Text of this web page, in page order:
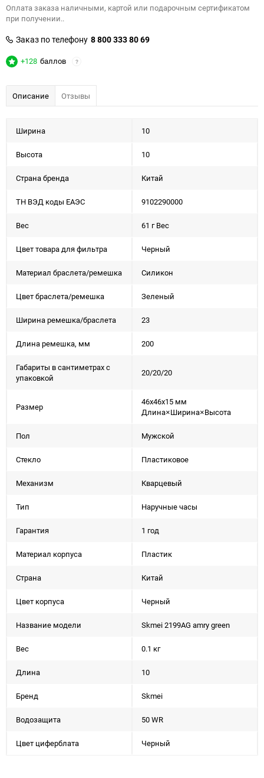
Оплата заказа наличными, картой или подарочным сертификатом
при получении..
Заказ по телефону 8 800 333 80 69
+128 баллов ?
Описание Отзывы
Ширина 10
Высота 10
Страна бренда Китай
ТН ВЭД коды ЕАЭС 9102290000
Вес 61 г Вес
Цвет товара для фильтра Черный
Материал браслета/ремешка Силикон
Цвет браслета/ремешка Зеленый
Ширина ремешка/браслета 23
Длина ремешка, мм 200
Габариты в сантиметрах с
упаковкой
20/20/20
Размер
46x46x15 мм
Длина×Ширина×Высота
Пол Мужской
Стекло Пластиковое
Механизм Кварцевый
Тип Наручные часы
Гарантия 1 год
Материал корпуса Пластик
Страна Китай
Цвет корпуса Черный
Название модели Skmei 2199AG amry green
Вес 0.1 кг
Длина 10
Бренд Skmei
Водозащита 50 WR
Цвет циферблата Черный